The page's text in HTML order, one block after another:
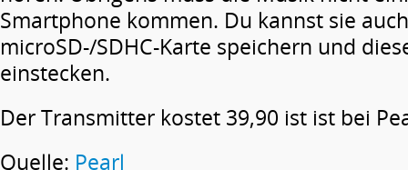
Smartphone kommen. Du kannst sie
microSD-/SDHC-Karte speichern und
einstecken.
Der Transmitter kostet 39,90 ist ist bei
Quelle: Pearl